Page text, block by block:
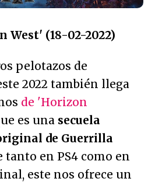
West' (18-02-2022)
pelotazos de
2022 también llega
de 'Horizon
es una secuela
de Guerrilla
tanto en PS4 como en
este nos ofrece un